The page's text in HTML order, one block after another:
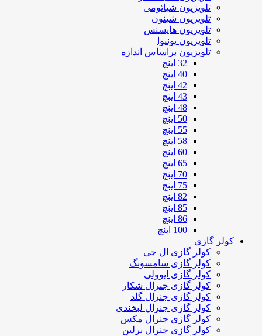
تلویزیون شیائومی
تلویزیون شینون
تلویزیون هایسنس
تلویزیون یونیوا
تلویزیون براساس اندازه
32 اینچ
40 اینچ
42 اینچ
43 اینچ
48 اینچ
50 اینچ
55 اینچ
58 اینچ
60 اینچ
65 اینچ
70 اینچ
75 اینچ
82 اینچ
85 اینچ
86 اینچ
100 اینچ
کولر گازی
کولر گازی ال جی
کولر گازی سامسونگ
کولر گازی ایوولی
کولر گازی جنرال شکار
کولر گازی جنرال گلد
کولر گازی جنرال لبخندی
کولر گازی جنرال مکس
کولر گازی جنرال برلین